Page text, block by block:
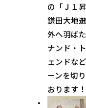
の「Ｊ１
鎌田大地
外へ羽ば
ナンド・
ェンドな
ーンを切
おります！